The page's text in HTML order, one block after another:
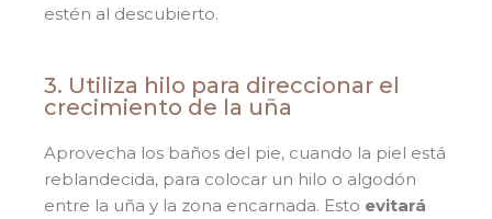
estén al descubierto.
3. Utiliza hilo para direccionar el
crecimiento de la uña
Aprovecha los baños del pie, cuando la piel está
reblandecida, para colocar un hilo o algodón
entre la uña y la zona encarnada. Esto evitará